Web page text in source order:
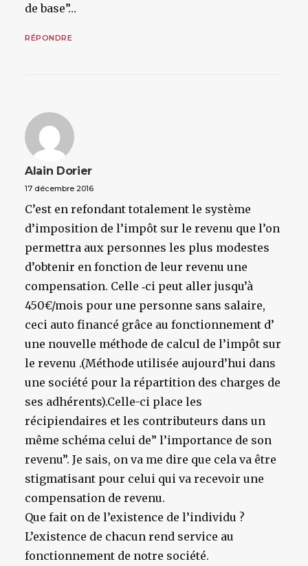
de base”…
RÉPONDRE
Alain Dorier
17 décembre 2016
C’est en refondant totalement le système
d’imposition de l’impôt sur le revenu que l’on
permettra aux personnes les plus modestes
d’obtenir en fonction de leur revenu une
compensation. Celle ‑ci peut aller jusqu’à
450€/mois pour une personne sans salaire,
ceci auto financé grâce au fonctionnement d’
une nouvelle méthode de calcul de l’impôt sur
le revenu .(Méthode utilisée aujourd’hui dans
une société pour la répartition des charges de
ses adhérents).Celle-ci place les
récipiendaires et les contributeurs dans un
même schéma celui de” l’importance de son
revenu”. Je sais, on va me dire que cela va être
stigmatisant pour celui qui va recevoir une
compensation de revenu.
Que fait on de l’existence de l’individu ?
L’existence de chacun rend service au
fonctionnement de notre société.